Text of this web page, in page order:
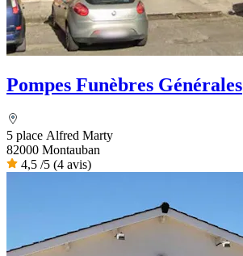
Pompes Funèbres Générales
5 place Alfred Marty
82000 Montauban
4,5 /5 (4 avis)